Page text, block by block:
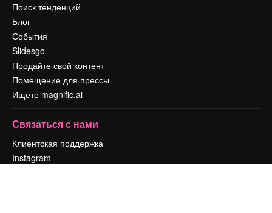
Поиск тенденций
Блог
События
Slidesgo
Продайте свой контент
Помещение для прессы
Ищете magnific.ai
Связаться с нами
Клиентская поддержка
Instagram